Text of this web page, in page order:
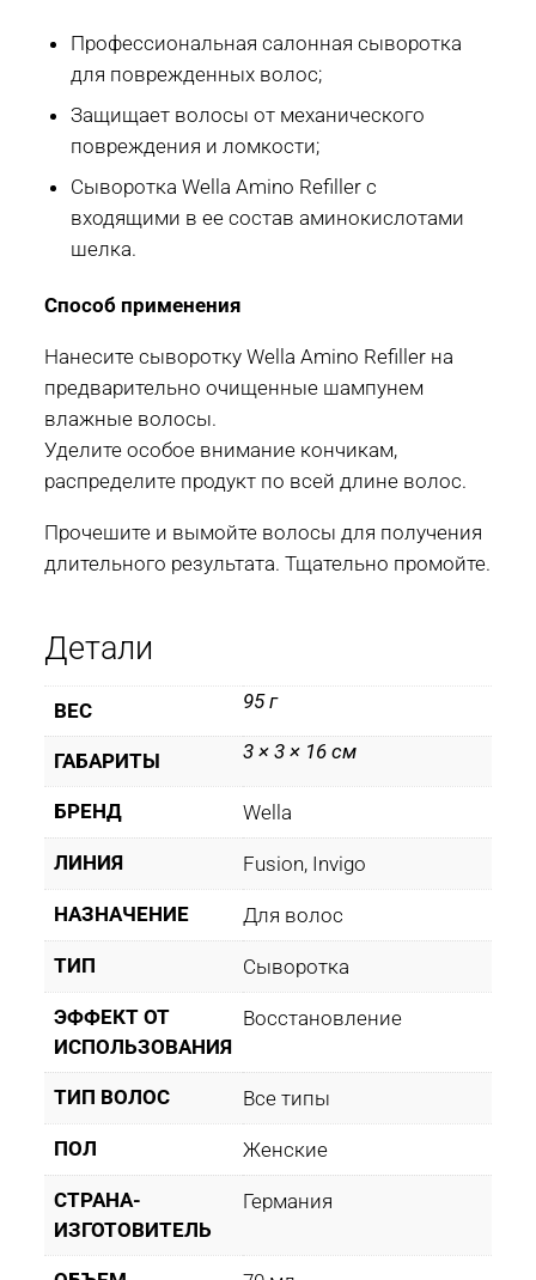
Профессиональная салонная сыворотка
для поврежденных волос;
Защищает волосы от механического
повреждения и ломкости;
Сыворотка Wella Amino Refiller с
входящими в ее состав аминокислотами
шелка.
Способ применения
Нанесите сыворотку Wella Amino Refiller на
предварительно очищенные шампунем
влажные волосы.
Уделите особое внимание кончикам,
распределите продукт по всей длине волос.
Прочешите и вымойте волосы для получения
длительного результата. Тщательно промойте.
Детали
ВЕС 95 г
ГАБАРИТЫ 3 × 3 × 16 см
БРЕНД Wella
ЛИНИЯ Fusion, Invigo
НАЗНАЧЕНИЕ Для волос
ТИП Сыворотка
ЭФФЕКТ ОТ
ИСПОЛЬЗОВАНИЯ
Восстановление
ТИП ВОЛОС Все типы
ПОЛ Женские
СТРАНА-
ИЗГОТОВИТЕЛЬ
Германия